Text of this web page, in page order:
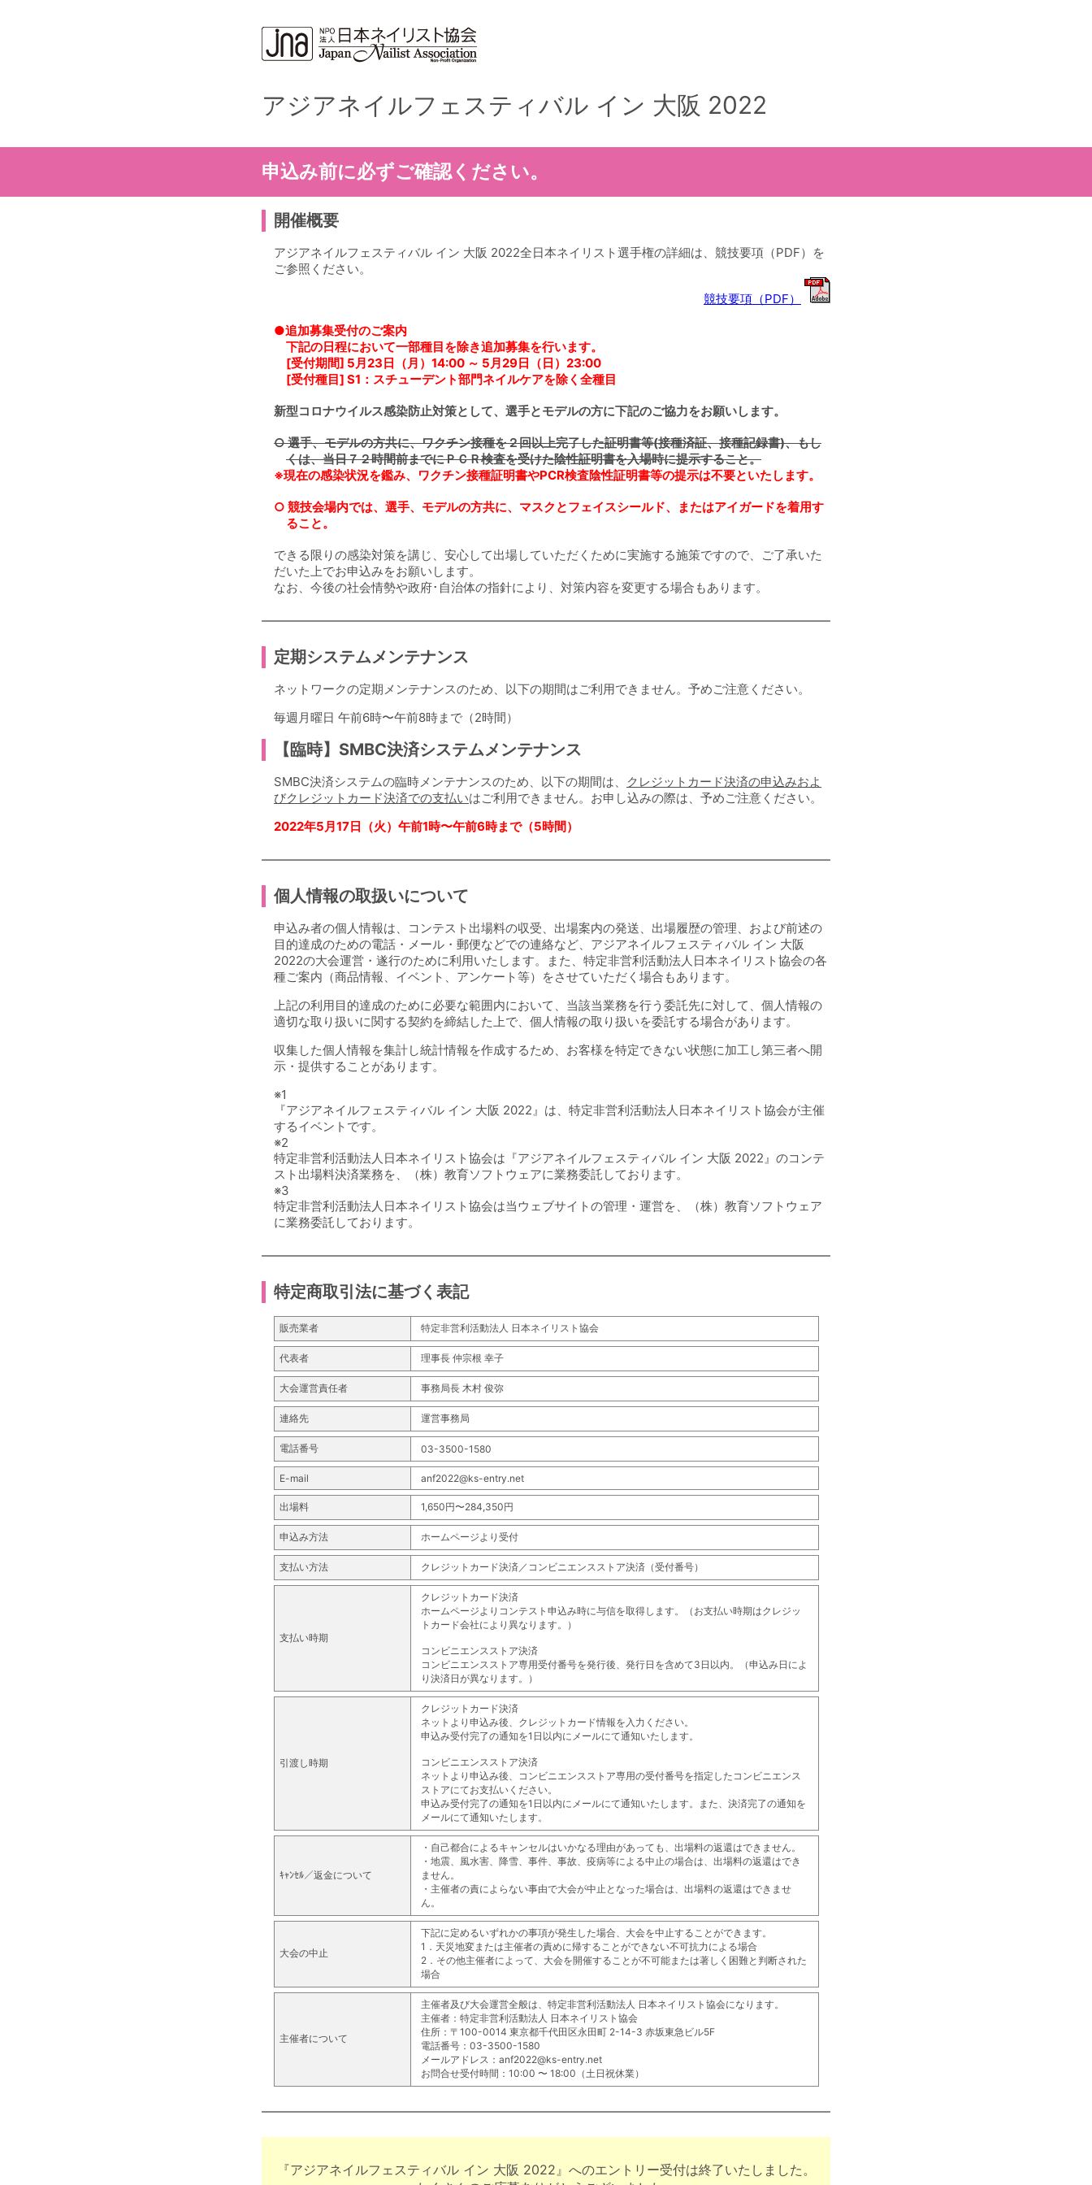
アジアネイルフェスティバル イン 大阪 2022
申込み前に必ずご確認ください。
開催概要
アジアネイルフェスティバル イン 大阪 2022全日本ネイリスト選手権の詳細は、競技要項（PDF）を
ご参照ください。
競技要項（PDF）
●追加募集受付のご案内
下記の日程において一部種目を除き追加募集を行います。
[受付期間] 5月23日（月）14:00 ～ 5月29日（日）23:00
[受付種目] S1：スチューデント部門ネイルケアを除く全種目
新型コロナウイルス感染防止対策として、選手とモデルの方に下記のご協力をお願いします。
○ 選手、モデルの方共に、ワクチン接種を２回以上完了した証明書等(接種済証、接種記録書)、もし
くは、当日７２時間前までにＰＣＲ検査を受けた陰性証明書を入場時に提示すること。
※現在の感染状況を鑑み、ワクチン接種証明書やPCR検査陰性証明書等の提示は不要といたします。
○ 競技会場内では、選手、モデルの方共に、マスクとフェイスシールド、またはアイガードを着用す
ること。
できる限りの感染対策を講じ、安心して出場していただくために実施する施策ですので、ご了承いた
だいた上でお申込みをお願いします。
なお、今後の社会情勢や政府･自治体の指針により、対策内容を変更する場合もあります。
定期システムメンテナンス
ネットワークの定期メンテナンスのため、以下の期間はご利用できません。予めご注意ください。
毎週月曜日 午前6時〜午前8時まで（2時間）
【臨時】SMBC決済システムメンテナンス
SMBC決済システムの臨時メンテナンスのため、以下の期間は、
クレジットカード決済の申込みおよ
びクレジットカード決済での支払いはご利用できません。お申し込みの際は、予めご注意ください。
2022年5月17日（火）午前1時〜午前6時まで（5時間）
個人情報の取扱いについて
申込み者の個人情報は、コンテスト出場料の収受、出場案内の発送、出場履歴の管理、および前述の
目的達成のための電話・メール・郵便などでの連絡など、アジアネイルフェスティバル イン 大阪
2022の大会運営・遂行のために利用いたします。また、特定非営利活動法人日本ネイリスト協会の各
種ご案内（商品情報、イベント、アンケート等）をさせていただく場合もあります。
上記の利用目的達成のために必要な範囲内において、当該当業務を行う委託先に対して、個人情報の
適切な取り扱いに関する契約を締結した上で、個人情報の取り扱いを委託する場合があります。
収集した個人情報を集計し統計情報を作成するため、お客様を特定できない状態に加工し第三者へ開
示・提供することがあります。
※1
『アジアネイルフェスティバル イン 大阪 2022』は、特定非営利活動法人日本ネイリスト協会が主催
するイベントです。
※2
特定非営利活動法人日本ネイリスト協会は『アジアネイルフェスティバル イン 大阪 2022』のコンテ
スト出場料決済業務を、（株）教育ソフトウェアに業務委託しております。
※3
特定非営利活動法人日本ネイリスト協会は当ウェブサイトの管理・運営を、（株）教育ソフトウェア
に業務委託しております。
特定商取引法に基づく表記
販売業者 特定非営利活動法人 日本ネイリスト協会
代表者 理事長 仲宗根 幸子
大会運営責任者 事務局長 木村 俊弥
連絡先 運営事務局
電話番号 03-3500-1580
E-mail anf2022@ks-entry.net
出場料 1,650円〜284,350円
申込み方法 ホームページより受付
支払い方法 クレジットカード決済／コンビニエンスストア決済（受付番号）
支払い時期
クレジットカード決済
ホームページよりコンテスト申込み時に与信を取得します。（お支払い時期はクレジッ
トカード会社により異なります。）
コンビニエンスストア決済
コンビニエンスストア専用受付番号を発行後、発行日を含めて3日以内。（申込み日によ
り決済日が異なります。）
引渡し時期
クレジットカード決済
ネットより申込み後、クレジットカード情報を入力ください。
申込み受付完了の通知を1日以内にメールにて通知いたします。
コンビニエンスストア決済
ネットより申込み後、コンビニエンスストア専用の受付番号を指定したコンビニエンス
ストアにてお支払いください。
申込み受付完了の通知を1日以内にメールにて通知いたします。また、決済完了の通知を
メールにて通知いたします。
ｷｬﾝｾﾙ／返金について
・自己都合によるキャンセルはいかなる理由があっても、出場料の返還はできません。
・地震、風水害、降雪、事件、事故、疫病等による中止の場合は、出場料の返還はでき
ません。
・主催者の責によらない事由で大会が中止となった場合は、出場料の返還はできませ
ん。
大会の中止
下記に定めるいずれかの事項が発生した場合、大会を中止することができます。
1．天災地変または主催者の責めに帰することができない不可抗力による場合
2．その他主催者によって、大会を開催することが不可能または著しく困難と判断された
場合
主催者について
主催者及び大会運営全般は、特定非営利活動法人 日本ネイリスト協会になります。
主催者：特定非営利活動法人 日本ネイリスト協会
住所：〒100-0014 東京都千代田区永田町 2-14-3 赤坂東急ビル5F
電話番号：03-3500-1580
メールアドレス：anf2022@ks-entry.net
お問合せ受付時間：10:00 〜 18:00（土日祝休業）
『アジアネイルフェスティバル イン 大阪 2022』へのエントリー受付は終了いたしました。